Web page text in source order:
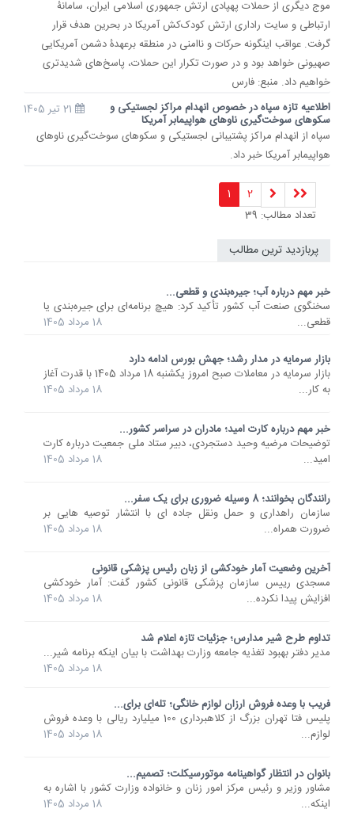
موج دیگری از حملات پهپادی ارتش جمهوری اسلامی ایران، سامانۀ
ارتباطی و سایت راداری ارتش کودک‌کش آمریکا در بحرین هدف قرار
گرفت. عواقب اینگونه حرکات و ناامنی در منطقه برعهدۀ دشمن آمریکایی
صهیونی خواهد بود و در صورت تکرار این حملات، پاسخ‌های شدیدتری
خواهیم داد. منبع: فارس
اطلاعیه تازه سپاه در خصوص انهدام مراکز لجستیکی و
سکوهای سوخت‌گیری ناوهای هواپیمابر آمریکا
سپاه از انهدام مراکز پشتیبانی لجستیکی و سکوهای سوخت‌گیری ناوهای
هواپیمابر آمریکا خبر داد.
1
2
تعداد مطالب: 39
پربازدید ترین مطالب
خبر مهم درباره آب؛ جیره‌بندی و قطعی...
سخنگوی صنعت آب کشور تأکید کرد: هیچ برنامه‌ای برای جیره‌بندی یا
قطعی...
18 مرداد 1405
بازار سرمایه در مدار رشد؛ جهش بورس ادامه دارد
بازار سرمایه در معاملات صبح امروز یکشنبه 18 مرداد 1405 با قدرت آغاز
به کار...
18 مرداد 1405
خبر مهم درباره کارت امید؛ مادران در سراسر کشور...
توضیحات مرضیه وحید دستجردی، دبیر ستاد ملی جمعیت درباره کارت
امید...
18 مرداد 1405
رانندگان بخوانند؛ 8 وسیله ضروری برای یک سفر...
سازمان راهداری و حمل ونقل جاده ای با انتشار توصیه هایی بر
ضرورت همراه...
18 مرداد 1405
آخرین وضعیت آمار خودکشی از زبان رئیس پزشکی قانونی
مسجدی رییس سازمان پزشکی قانونی کشور گفت: آمار خودکشی
افزایش پیدا نکرده...
18 مرداد 1405
تداوم طرح شیر مدارس؛ جزئیات تازه اعلام شد
مدیر دفتر بهبود تغذیه جامعه وزارت بهداشت با بیان اینکه برنامه شیر...
18 مرداد 1405
فریب با وعده فروش ارزان لوازم خانگی؛ تله‌ای برای...
پلیس فتا تهران بزرگ از کلاهبرداری 100 میلیارد ریالی با وعده فروش
لوازم...
18 مرداد 1405
بانوان در انتظار گواهینامه موتورسیکلت؛ تصمیم...
مشاور وزیر و رئیس مرکز امور زنان و خانواده وزارت کشور با اشاره به
اینکه...
18 مرداد 1405